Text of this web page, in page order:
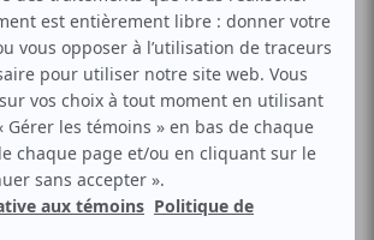
avisés dès qu'il y aura une offre promo
Lavoie: INSCRIVEZ-VOUS
Montréalais. Baptiste, de son sobriquet.
du People’s Gospel Choir of
cofondateur, deux ans plus tard, du
Corneille, Gage et Gardy Fury. Après les
place des arts en 2002, le Festival